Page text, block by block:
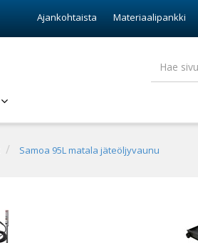
Ajankohtaista Materiaalipankki
Samoa 95L matala jäteöljyvaunu